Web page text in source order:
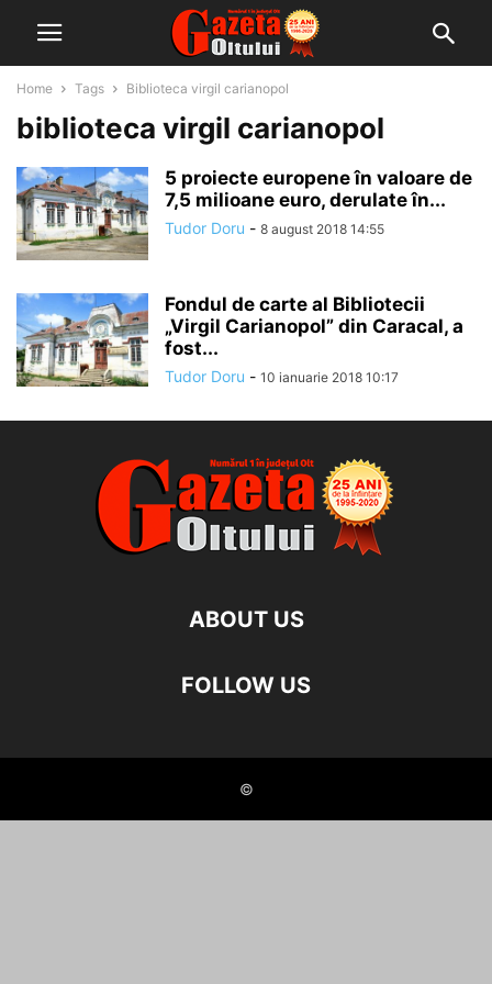
Home Tags Biblioteca virgil carianopol
biblioteca virgil carianopol
5 proiecte europene în valoare de
7,5 milioane euro, derulate în...
Tudor Doru - 8 august 2018 14:55
Fondul de carte al Bibliotecii
„Virgil Carianopol” din Caracal, a
fost...
Tudor Doru - 10 ianuarie 2018 10:17
ABOUT US
FOLLOW US
©